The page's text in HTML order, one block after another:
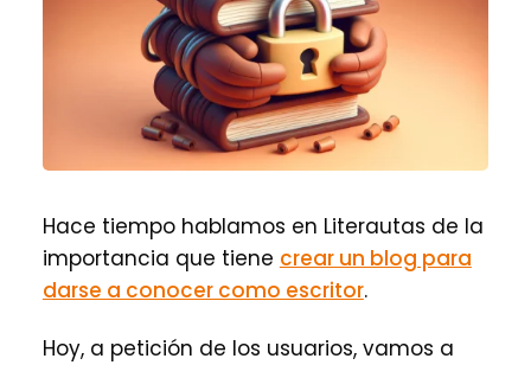
Hace tiempo hablamos en Literautas de la
importancia que tiene crear un blog para
darse a conocer como escritor.
Hoy, a petición de los usuarios, vamos a